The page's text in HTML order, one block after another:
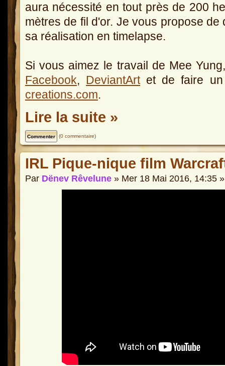
aura nécessité en tout près de 200
mètres de fil d'or. Je vous propose
sa réalisation en timelapse.
Si vous aimez le travail de Mee
Facebook, DeviantArtet de faire
creations.com.
Lire la suite »
(0 commentaire)
IRL Pique-nique film
Par Dënev Rêvelune » Mer 18 Mai 2016, 14:35